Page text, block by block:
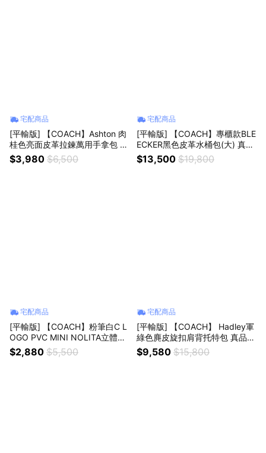
宅配商品
[平輸版] 【COACH】Ashton 肉
桂色亮面皮革拉鍊萬用手拿包 真
品平輸
$3,980 $6,500
宅配商品
[平輸版] 【COACH】專櫃款BLE
ECKER黑色皮革水桶包(大) 真品
平輸
$13,500 $19,800
宅配商品
[平輸版] 【COACH】粉筆白C L
OGO PVC MINI NOLITA立體造
型鑰匙圈掛飾 真品平輸
$2,880 $5,500
宅配商品
[平輸版] 【COACH】 Hadley軍
綠色麂皮旋扣肩背托特包 真品平
輸
$9,580 $15,800